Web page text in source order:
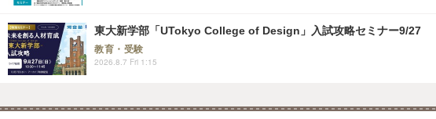
東大新学部「UTokyo College of Design」入試攻略セミナー9/27
教育・受験
2026.8.7 Fri 1:15